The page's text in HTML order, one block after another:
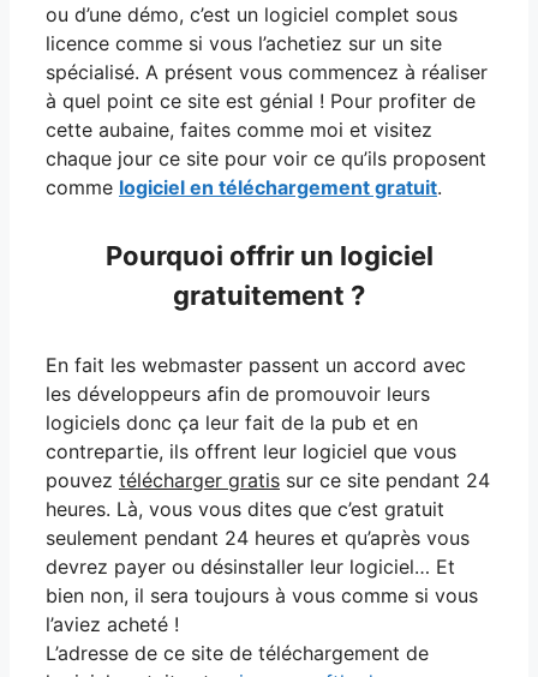
ou d’une démo, c’est un logiciel complet sous
licence comme si vous l’achetiez sur un site
spécialisé. A présent vous commencez à réaliser
à quel point ce site est génial ! Pour profiter de
cette aubaine, faites comme moi et visitez
chaque jour ce site pour voir ce qu’ils proposent
comme logiciel en téléchargement gratuit.
Pourquoi offrir un logiciel
gratuitement ?
En fait les webmaster passent un accord avec
les développeurs afin de promouvoir leurs
logiciels donc ça leur fait de la pub et en
contrepartie, ils offrent leur logiciel que vous
pouvez télécharger gratis sur ce site pendant 24
heures. Là, vous vous dites que c’est gratuit
seulement pendant 24 heures et qu’après vous
devrez payer ou désinstaller leur logiciel… Et
bien non, il sera toujours à vous comme si vous
l’aviez acheté !
L’adresse de ce site de téléchargement de